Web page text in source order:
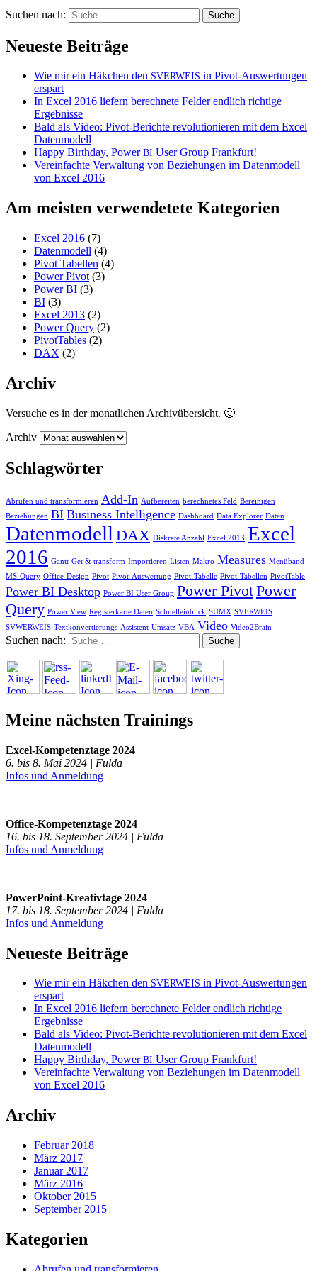
Suchen nach:
Neueste Beiträge
Wie mir ein Häkchen den SVERWEIS in Pivot-Auswertungen
erspart
In Excel 2016 liefern berechnete Felder endlich richtige
Ergebnisse
Bald als Video: Pivot-Berichte revolutionieren mit dem Excel
Datenmodell
Happy Birthday, PowerBI User Group Frankfurt!
Vereinfachte Verwaltung von Beziehungen im Datenmodell
von Excel 2016
Am meisten verwendetete Kategorien
Excel 2016 (7)
Datenmodell (4)
Pivot Tabellen (4)
Power Pivot (3)
Power BI (3)
BI (3)
Excel 2013 (2)
Power Query (2)
PivotTables (2)
DAX (2)
Archiv
Versuche es in der monatlichen Archivübersicht. 🙂
Archiv
Schlagwörter
Abrufen und transformieren Add-In Aufbereiten berechnetes Feld Bereinigen
Beziehungen BI Business Intelligence Dashboard Data Explorer Daten
Datenmodell DAX Diskrete Anzahl Excel 2013 Excel
2016 Gantt Get & transform Importieren Listen Makro Measures Menüband
MS-Query Office-Design Pivot Pivot-Auswertung Pivot-Tabelle Pivot-Tabellen PivotTable
Power BI Desktop Power BI User Group Power PivotPower
Query Power View Registerkarte Daten Schnelleinblick SUMX SVERWEIS
SVWERWEIS Textkonvertierungs-Assistent Umsatz VBA Video Video2Brain
Suchen nach:
Meine nächsten Trainings
Excel-Kompetenztage 2024
6. bis 8. Mai 2024 | Fulda
Infos und Anmeldung
Office-Kompetenztage 2024
16. bis 18. September 2024 | Fulda
Infos und Anmeldung
PowerPoint-Kreativtage 2024
17. bis 18. September 2024 | Fulda
Infos und Anmeldung
Neueste Beiträge
Wie mir ein Häkchen den SVERWEIS in Pivot-Auswertungen
erspart
In Excel 2016 liefern berechnete Felder endlich richtige
Ergebnisse
Bald als Video: Pivot-Berichte revolutionieren mit dem Excel
Datenmodell
Happy Birthday, PowerBI User Group Frankfurt!
Vereinfachte Verwaltung von Beziehungen im Datenmodell
von Excel 2016
Archiv
Februar 2018
März 2017
Januar 2017
März 2016
Oktober 2015
September 2015
Kategorien